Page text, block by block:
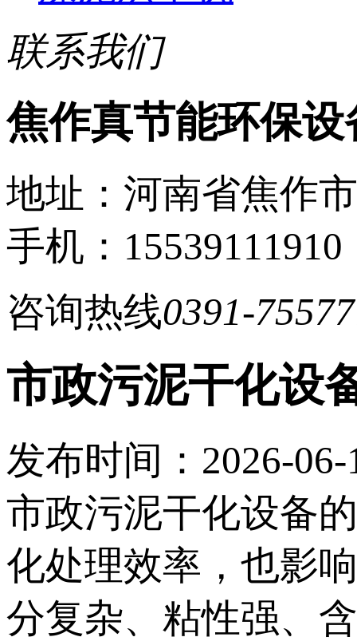
联系我们
焦作真节能环保
地址：河南省焦作
手机：15539111910
咨询热线0391-
市政污泥干化设
发布时间：2026-06-
市政污泥干化设备
化处理效率，也影
分复杂、粘性强、